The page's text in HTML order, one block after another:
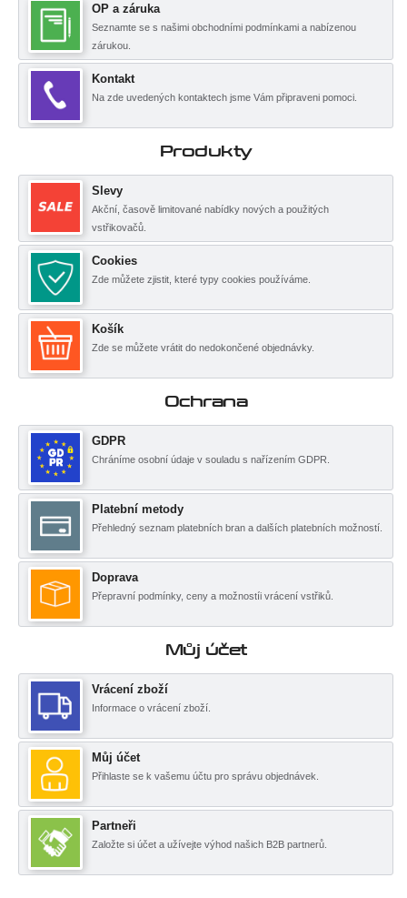
OP a záruka
Seznamte se s našimi obchodními podmínkami a nabízenou
zárukou.
Kontakt
Na zde uvedených kontaktech jsme Vám připraveni pomoci.
Produkty
Slevy
Akční, časově limitované nabídky nových a použitých
vstřikovačů.
Cookies
Zde můžete zjistit, které typy cookies používáme.
Košík
Zde se můžete vrátit do nedokončené objednávky.
Ochrana
GDPR
Chráníme osobní údaje v souladu s nařízením GDPR.
Platební metody
Přehledný seznam platebních bran a dalších platebních možností.
Doprava
Přepravní podmínky, ceny a možnostíi vrácení vstřiků.
Můj účet
Vrácení zboží
Informace o vrácení zboží.
Můj účet
Přihlaste se k vašemu účtu pro správu objednávek.
Partneři
Založte si účet a užívejte výhod našich B2B partnerů.